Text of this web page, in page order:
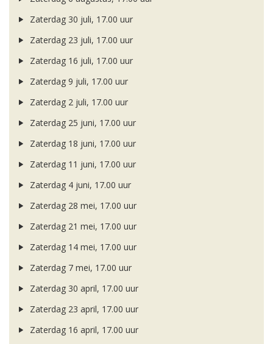
Zaterdag 30 juli, 17.00 uur
Zaterdag 23 juli, 17.00 uur
Zaterdag 16 juli, 17.00 uur
Zaterdag 9 juli, 17.00 uur
Zaterdag 2 juli, 17.00 uur
Zaterdag 25 juni, 17.00 uur
Zaterdag 18 juni, 17.00 uur
Zaterdag 11 juni, 17.00 uur
Zaterdag 4 juni, 17.00 uur
Zaterdag 28 mei, 17.00 uur
Zaterdag 21 mei, 17.00 uur
Zaterdag 14 mei, 17.00 uur
Zaterdag 7 mei, 17.00 uur
Zaterdag 30 april, 17.00 uur
Zaterdag 23 april, 17.00 uur
Zaterdag 16 april, 17.00 uur